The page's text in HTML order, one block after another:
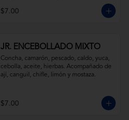
$7.00
JR. ENCEBOLLADO MIXTO
Concha, camarón, pescado, caldo, yuca,
cebolla, aceite, hierbas. Acompañado de
ají, canguil, chifle, limón y mostaza.
$7.00